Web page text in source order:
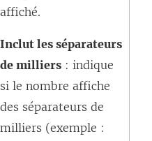
affiché.
Inclut les séparateurs
de milliers : indique
si le nombre affiche
des séparateurs de
milliers (exemple :